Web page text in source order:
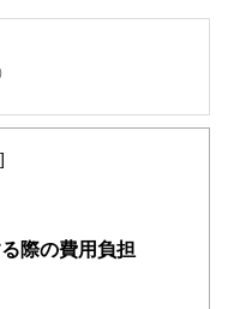
務）
、散歩、今ここ
校で出て社会人になり家庭
いう単線的な考え方がなく
]
際の費用負担